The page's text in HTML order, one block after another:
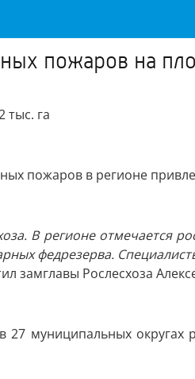
пожаров на
тыс. га
пожаров в регионе
В регионе отмечается
федрезерва.
замглавы Рослесхоза
муниципальных